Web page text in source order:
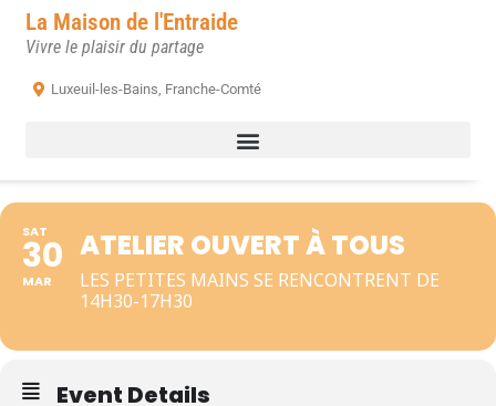
La Maison de l'Entraide
Vivre le plaisir du partage
Luxeuil-les-Bains, Franche-Comté
SAT
30
MAR
ATELIER OUVERT À TOUS
LES PETITES MAINS SE RENCONTRENT DE
14H30-17H30
Event Details